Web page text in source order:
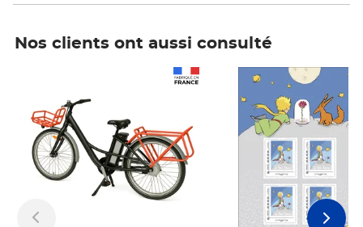
Nos clients ont aussi consulté
Prix 7,50€